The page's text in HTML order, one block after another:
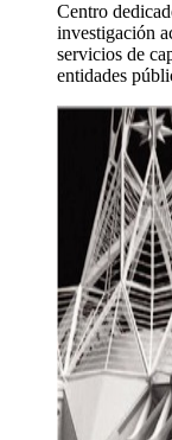
Centro
investigación
servicios de
entidades